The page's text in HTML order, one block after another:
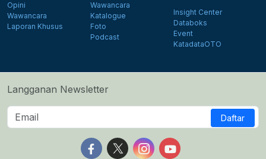
Opini
Wawancara
Laporan Khusus
Wawancara
Katalogue
Foto
Podcast
Insight Center
Databoks
Event
KatadataOTO
Langganan Newsletter
Daftar
Follow us on Facebook
Follow us on X
Follow us on Instagram
Follow us on